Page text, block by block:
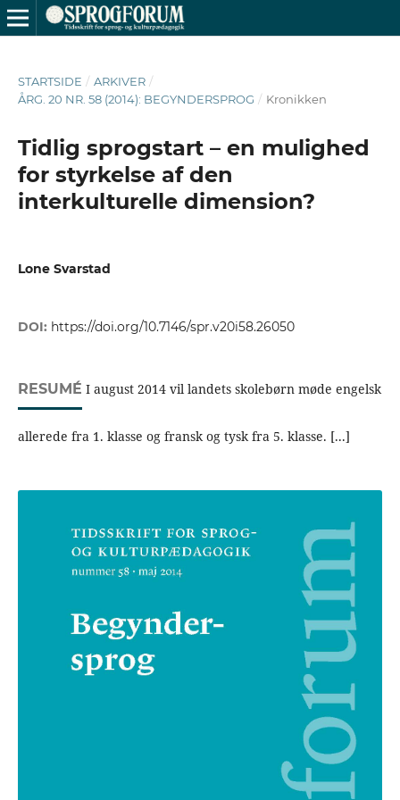
STARTSIDE / ARKIVER /
ÅRG. 20 NR. 58 (2014): BEGYNDERSPROG / Kronikken
Tidlig sprogstart – en mulighed
for styrkelse af den
interkulturelle dimension?
Lone Svarstad
DOI: https://doi.org/10.7146/spr.v20i58.26050
RESUMÉ I august 2014 vil landets skolebørn møde engelsk
allerede fra 1. klasse og fransk og tysk fra 5. klasse. [...]